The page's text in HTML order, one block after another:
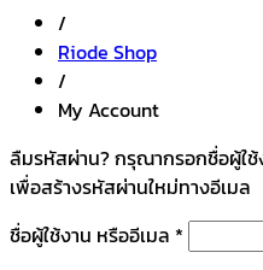
/
Riode Shop
/
My Account
ลืมรหัสผ่าน? กรุณากรอกชื่อผู้ใ
เพื่อสร้างรหัสผ่านใหม่ทางอีเมล
ชื่อผู้ใช้งาน หรืออีเมล *